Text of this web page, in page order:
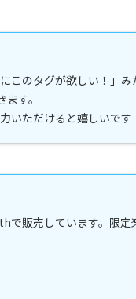
このタグが欲しい！」み
す。
いただけると嬉しいです
販売しています。限定